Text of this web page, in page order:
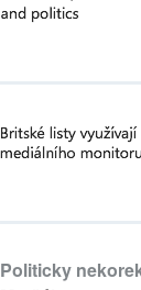
Politicky